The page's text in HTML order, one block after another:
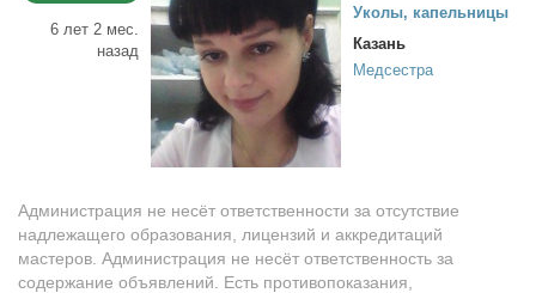
6 лет 2 мес.
назад
Уко­лы, ка­пель­ни­цы
Казань
Медсестра
Администрация не несёт ответственности за отсутствие
надлежащего образования, лицензий и аккредитаций
мастеров. Администрация не несёт ответственность за
содержание объявлений. Есть противопоказания,